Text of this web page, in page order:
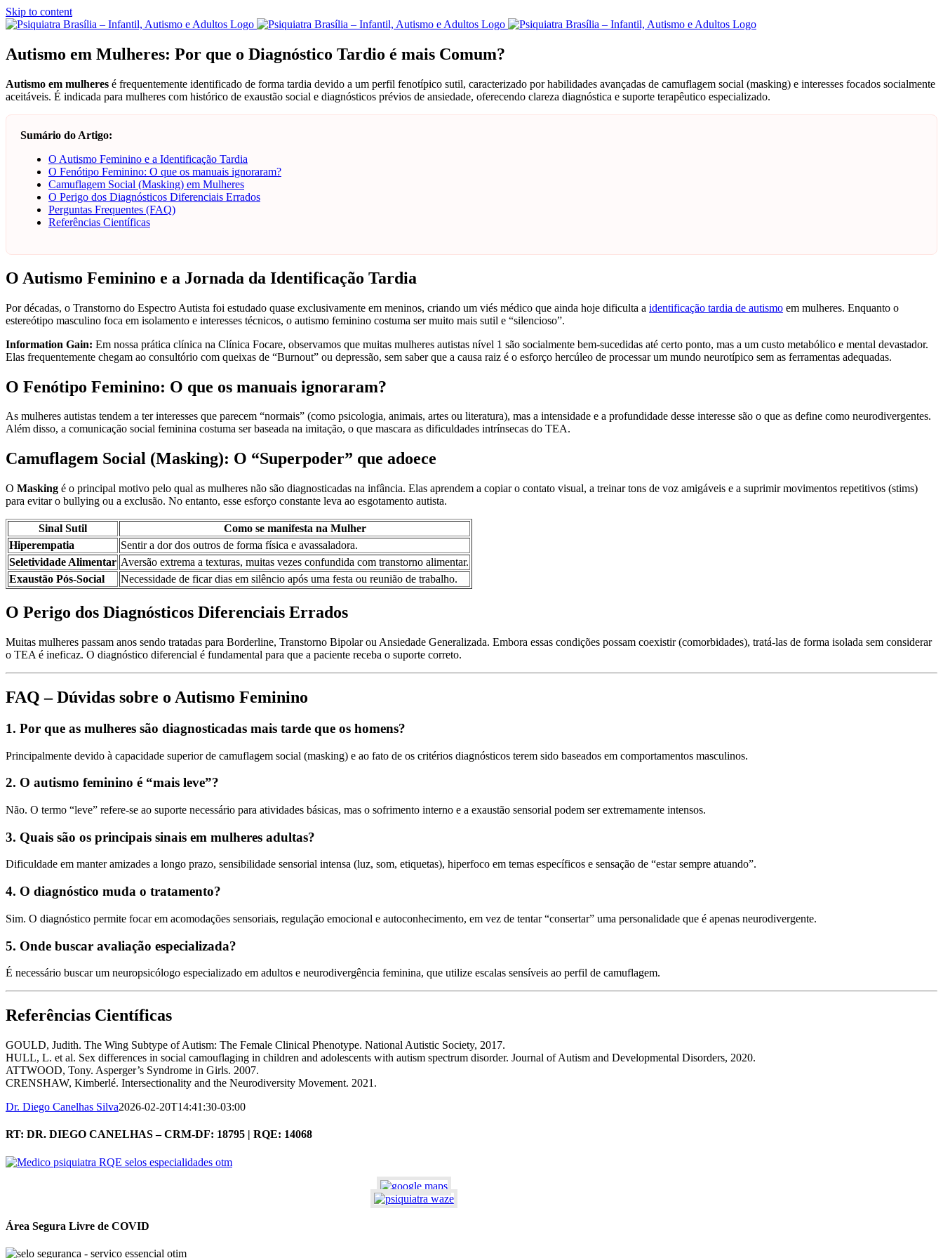
Skip to content
Autismo em Mulheres: Por que o Diagnóstico Tardio é mais Comum?
Autismo em mulheres é frequentemente identificado de forma tardia devido a um perfil fenotípico sutil, caracterizado por habilidades avançadas de camuflagem social (masking) e interesses focados socialmente
aceitáveis. É indicada para mulheres com histórico de exaustão social e diagnósticos prévios de ansiedade, oferecendo clareza diagnóstica e suporte terapêutico especializado.
Sumário do Artigo:
O Autismo Feminino e a Identificação Tardia
O Fenótipo Feminino: O que os manuais ignoraram?
Camuflagem Social (Masking) em Mulheres
O Perigo dos Diagnósticos Diferenciais Errados
Perguntas Frequentes (FAQ)
Referências Científicas
O Autismo Feminino e a Jornada da Identificação Tardia
Por décadas, o Transtorno do Espectro Autista foi estudado quase exclusivamente em meninos, criando um viés médico que ainda hoje dificulta a identificação tardia de autismo em mulheres. Enquanto o
estereótipo masculino foca em isolamento e interesses técnicos, o autismo feminino costuma ser muito mais sutil e “silencioso”.
Information Gain: Em nossa prática clínica na Clínica Focare, observamos que muitas mulheres autistas nível 1 são socialmente bem-sucedidas até certo ponto, mas a um custo metabólico e mental devastador.
Elas frequentemente chegam ao consultório com queixas de “Burnout” ou depressão, sem saber que a causa raiz é o esforço hercúleo de processar um mundo neurotípico sem as ferramentas adequadas.
O Fenótipo Feminino: O que os manuais ignoraram?
As mulheres autistas tendem a ter interesses que parecem “normais” (como psicologia, animais, artes ou literatura), mas a intensidade e a profundidade desse interesse são o que as define como neurodivergentes.
Além disso, a comunicação social feminina costuma ser baseada na imitação, o que mascara as dificuldades intrínsecas do TEA.
Camuflagem Social (Masking): O “Superpoder” que adoece
O Masking é o principal motivo pelo qual as mulheres não são diagnosticadas na infância. Elas aprendem a copiar o contato visual, a treinar tons de voz amigáveis e a suprimir movimentos repetitivos (stims)
para evitar o bullying ou a exclusão. No entanto, esse esforço constante leva ao esgotamento autista.
Sinal Sutil
Como se manifesta na Mulher
Hiperempatia
Sentir a dor dos outros de forma física e avassaladora.
Seletividade Alimentar Aversão extrema a texturas, muitas vezes confundida com transtorno alimentar.
Exaustão Pós-Social
Necessidade de ficar dias em silêncio após uma festa ou reunião de trabalho.
O Perigo dos Diagnósticos Diferenciais Errados
Muitas mulheres passam anos sendo tratadas para Borderline, Transtorno Bipolar ou Ansiedade Generalizada. Embora essas condições possam coexistir (comorbidades), tratá-las de forma isolada sem considerar
o TEA é ineficaz. O diagnóstico diferencial é fundamental para que a paciente receba o suporte correto.
FAQ – Dúvidas sobre o Autismo Feminino
1. Por que as mulheres são diagnosticadas mais tarde que os homens?
Principalmente devido à capacidade superior de camuflagem social (masking) e ao fato de os critérios diagnósticos terem sido baseados em comportamentos masculinos.
2. O autismo feminino é “mais leve”?
Não. O termo “leve” refere-se ao suporte necessário para atividades básicas, mas o sofrimento interno e a exaustão sensorial podem ser extremamente intensos.
3. Quais são os principais sinais em mulheres adultas?
Dificuldade em manter amizades a longo prazo, sensibilidade sensorial intensa (luz, som, etiquetas), hiperfoco em temas específicos e sensação de “estar sempre atuando”.
4. O diagnóstico muda o tratamento?
Sim. O diagnóstico permite focar em acomodações sensoriais, regulação emocional e autoconhecimento, em vez de tentar “consertar” uma personalidade que é apenas neurodivergente.
5. Onde buscar avaliação especializada?
É necessário buscar um neuropsicólogo especializado em adultos e neurodivergência feminina, que utilize escalas sensíveis ao perfil de camuflagem.
Referências Científicas
GOULD, Judith. The Wing Subtype of Autism: The Female Clinical Phenotype. National Autistic Society, 2017.
HULL, L. et al. Sex differences in social camouflaging in children and adolescents with autism spectrum disorder. Journal of Autism and Developmental Disorders, 2020.
ATTWOOD, Tony. Asperger’s Syndrome in Girls. 2007.
CRENSHAW, Kimberlé. Intersectionality and the Neurodiversity Movement. 2021.
Dr. Diego Canelhas Silva2026-02-20T14:41:30-03:00
RT: DR. DIEGO CANELHAS – CRM-DF: 18795 | RQE: 14068
Área Segura Livre de COVID